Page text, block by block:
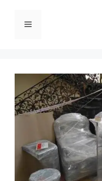
القائمة